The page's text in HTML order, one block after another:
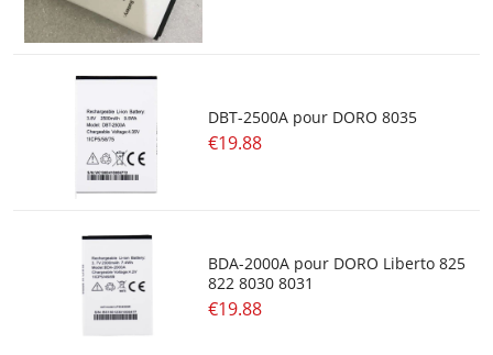
DBT-2500A pour DORO 8035
€19.88
BDA-2000A pour DORO Liberto 825
822 8030 8031
€19.88